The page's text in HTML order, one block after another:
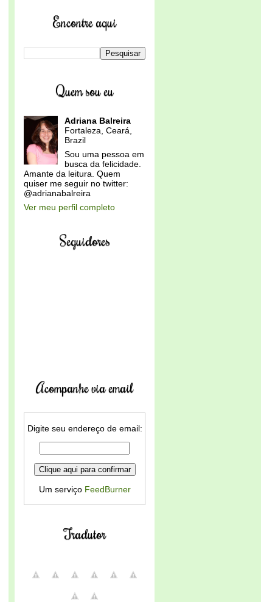
Encontre aqui
Quem sou eu
Adriana Balreira
Fortaleza, Ceará,
Brazil
Sou uma pessoa em
busca da felicidade.
Amante da leitura. Quem
quiser me seguir no twitter:
@adrianabalreira
Ver meu perfil completo
Seguidores
Acompanhe via email
Digite seu endereço de email:
Um serviço FeedBurner
Tradutor